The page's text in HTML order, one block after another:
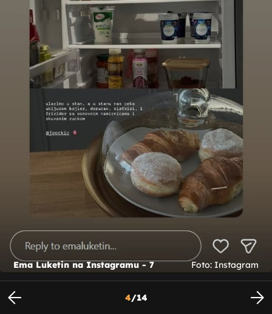
Ema Luketin na Instagramu - 7 Foto: Instagram
4/14